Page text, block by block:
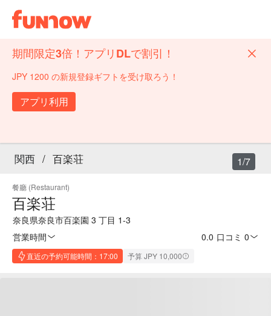
期間限定3倍！アプリDLで割引！
JPY 1200 の新規登録ギフトを受け取ろう！
アプリ利用
関西 / 百楽荘
餐廳 (Restaurant)
百楽荘
奈良県奈良市百楽園 3 丁目 1-3
営業時間
0.0 口コミ 0
直近の予約可能時間：17:00 予算 JPY 10,000
1/7